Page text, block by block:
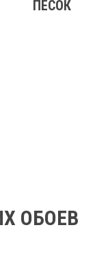
ПЕСОК
ОБОЕВ